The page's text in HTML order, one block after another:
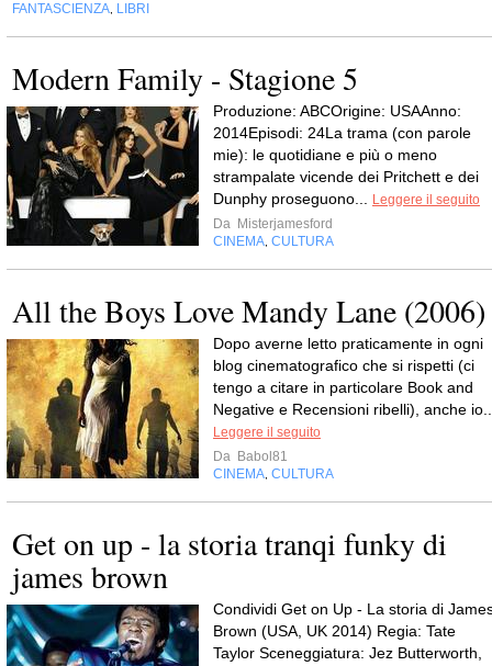
FANTASCIENZA LIBRI
Modern Family - Stagione 5
Produzione: ABCOrigine: USAAnno:
2014Episodi: 24La trama (con parole
mie): le quotidiane e più o meno
strampalate vicende dei Pritchett e dei
Dunphy proseguono...
Leggere il seguito
Da Misterjamesford
CINEMA CULTURA
All the Boys Love Mandy Lane (2006)
Dopo averne letto praticamente in ogni
blog cinematografico che si rispetti (ci
tengo a citare in particolare Book and
Negative e Recensioni ribelli), anche
Leggere il seguito
Da Babol81
CINEMA CULTURA
Get on up - la storia tranqi funky di
james brown
Condividi Get on Up - La storia di
Brown (USA, UK 2014) Regia: Tate
Taylor Sceneggiatura: Jez Butterworth,